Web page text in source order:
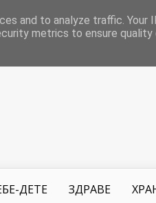
ДЕТЕ ЗДРАВЕ
and to analyze traffic. Your
metrics to ensure